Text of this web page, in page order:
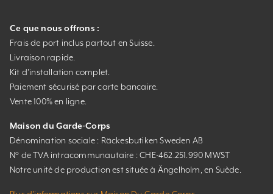
Ce que nous offrons :
Frais de port inclus partout en Suisse.
Livraison rapide.
Kit d’installation complet.
Paiement sécurisé par carte bancaire.
Vente 100% en ligne.
Maison du Garde-Corps
Dénomination sociale : Räckesbutiken Sweden AB
N° de TVA intracommunautaire : CHE-462.251.990 MWST
Notre unité de production est située à Ängelholm, en Suède.